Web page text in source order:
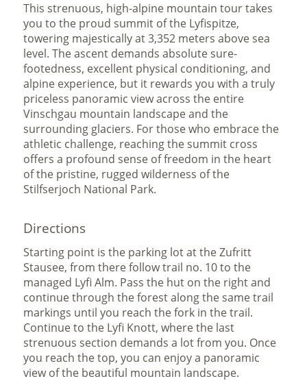
This strenuous, high-alpine mountain tour takes
you to the proud summit of the Lyfispitze,
towering majestically at 3,352 meters above sea
level. The ascent demands absolute sure-
footedness, excellent physical conditioning, and
alpine experience, but it rewards you with a truly
priceless panoramic view across the entire
Vinschgau mountain landscape and the
surrounding glaciers. For those who embrace the
athletic challenge, reaching the summit cross
offers a profound sense of freedom in the heart
of the pristine, rugged wilderness of the
Stilfserjoch National Park.
Directions
Starting point is the parking lot at the Zufritt
Stausee, from there follow trail no. 10 to the
managed Lyfi Alm. Pass the hut on the right and
continue through the forest along the same trail
markings until you reach the fork in the trail.
Continue to the Lyfi Knott, where the last
strenuous section demands a lot from you. Once
you reach the top, you can enjoy a panoramic
view of the beautiful mountain landscape.